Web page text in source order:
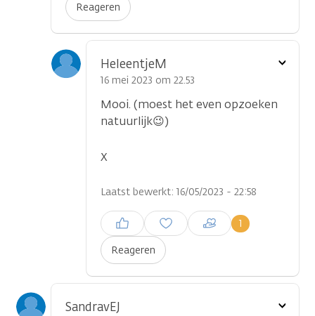
Reageren
HeleentjeM
16 mei 2023 om 22.53
Mooi. (moest het even opzoeken
natuurlijk😉)
X
Laatst bewerkt: 16/05/2023 - 22:58
Reageren
1
Inloggen om een reactie te
plaatsen
Toon
SandravEJ
Toon